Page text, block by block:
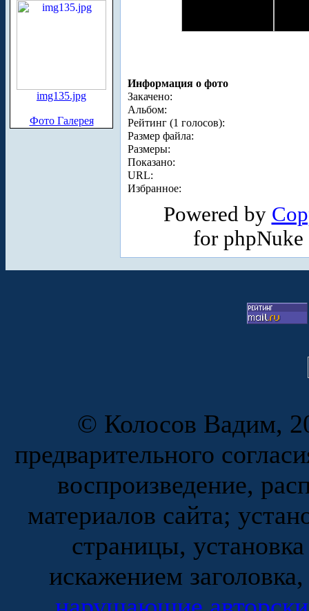
img135.jpg
Фото Галерея
Информация о фото
Закачено:
Альбом:
Рейтинг (1 голосов):
Размер файла:
Размеры:
Показано:
URL:
Избранное:
Powered by
for
© Колосов Вадим,
предварительного
воспроизведение,
материалов сайта;
страницы,
искажением